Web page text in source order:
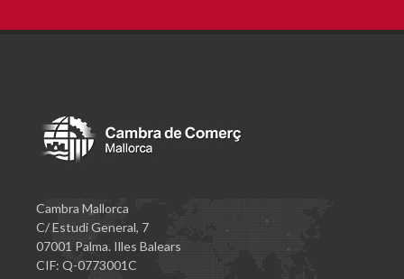
Cambra Mallorca
C/ Estudi General, 7
07001 Palma. Illes Balears
CIF: Q-0773001C